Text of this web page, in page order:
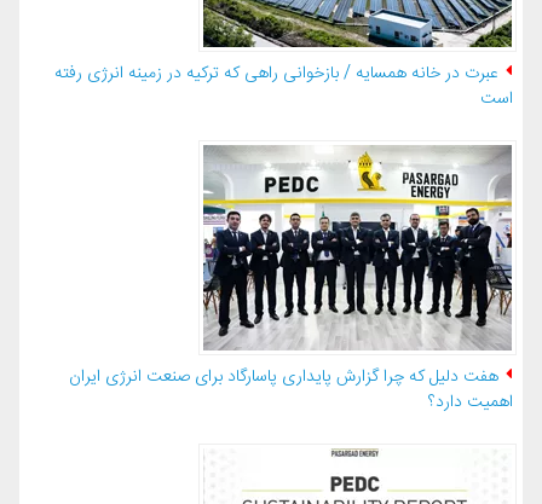
عبرت در خانه همسایه / بازخوانی راهی که ترکیه در زمینه انرژی رفته
است
هفت دلیل که چرا گزارش پایداری پاسارگاد برای صنعت انرژی ایران
اهمیت دارد؟